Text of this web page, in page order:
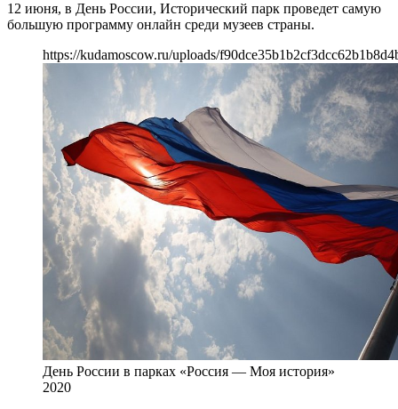
12 июня, в День России, Исторический парк проведет самую
большую программу онлайн среди музеев страны.
https://kudamoscow.ru/uploads/
День России в парках «Россия — Моя история»
2020